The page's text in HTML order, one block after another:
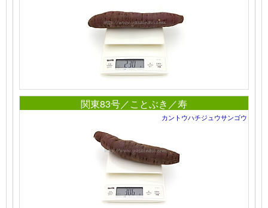
関東83号／ことぶき／寿
カントウハチジュウサンゴウ